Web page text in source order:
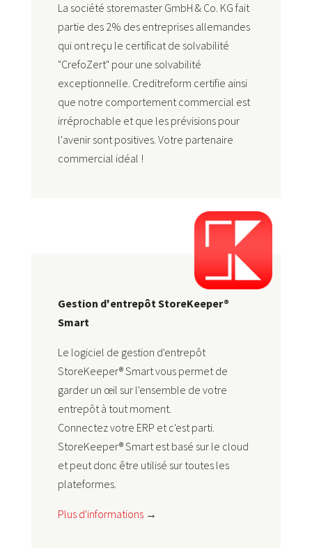
La société storemaster GmbH & Co. KG fait
partie des 2% des entreprises allemandes
qui ont reçu le certificat de solvabilité
"CrefoZert" pour une solvabilité
exceptionnelle. Creditreform certifie ainsi
que notre comportement commercial est
irréprochable et que les prévisions pour
l'avenir sont positives. Votre partenaire
commercial idéal !
Gestion d'entrepôt StoreKeeper®
Smart
Le logiciel de gestion d'entrepôt
StoreKeeper® Smart vous permet de
garder un œil sur l'ensemble de votre
entrepôt à tout moment.
Connectez votre ERP et c'est parti.
StoreKeeper® Smart est basé sur le cloud
et peut donc être utilisé sur toutes les
plateformes.
Plus d'informations→